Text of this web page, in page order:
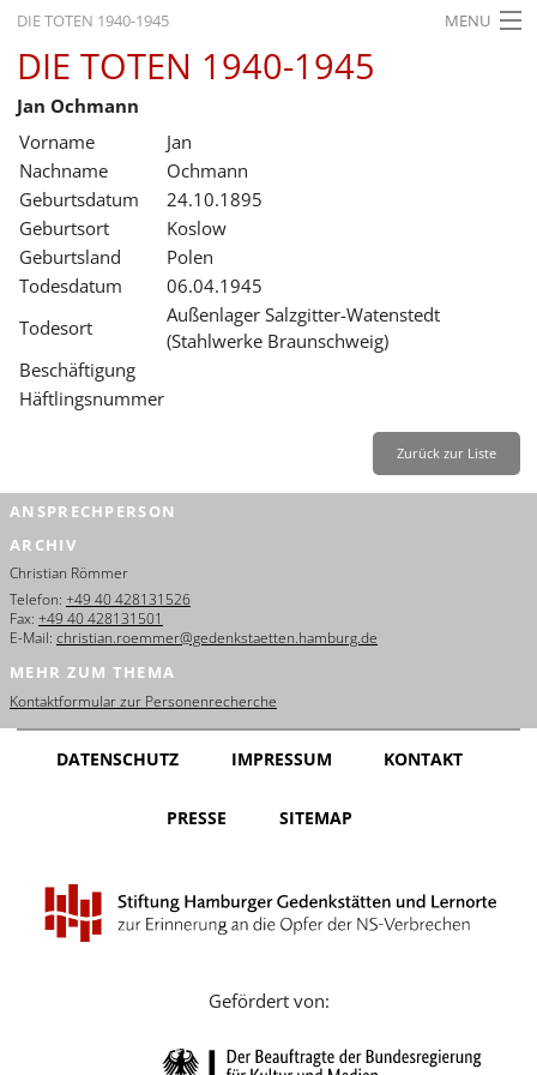
DIE TOTEN 1940-1945 MENU
STARTSEITE
AKTUELLES
AUSSTELLUNGEN
GESCHICHTE
BILDUNG
SERVICE
Deutsch Zurück
Deutsch
Français
Dansk
Español
Italiano
Português
Yкраїнський
Русский
DIE TOTEN 1940-1945
Jan Ochmann
Vorname
Jan
Nachname
Ochmann
Geburtsdatum
24.10.1895
Geburtsort
Koslow
Geburtsland
Polen
Todesdatum
06.04.1945
Todesort
Außenlager Salzgitter-Watenstedt
(Stahlwerke Braunschweig)
Beschäftigung
Häftlingsnummer
Zurück zur Liste
ANSPRECHPERSON
ARCHIV
Christian Römmer
Telefon: +49 40 428131526
Fax: +49 40 428131501
E-Mail: christian.roemmer@gedenkstaetten.hamburg.de
MEHR ZUM THEMA
Kontaktformular zur Personenrecherche
DATENSCHUTZ IMPRESSUM KONTAKT
PRESSE SITEMAP
Gefördert von: